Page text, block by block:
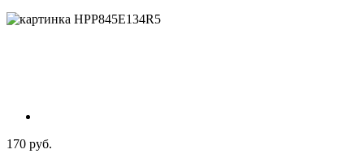
170 руб.